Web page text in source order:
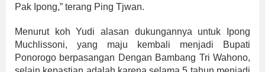
Pak Ipong,” terang Ping Tjwan.
Menurut koh Yudi alasan dukungannya untuk Ipong
Muchlissoni, yang maju kembali menjadi Bupati
Ponorogo berpasangan Dengan Bambang Tri Wahono,